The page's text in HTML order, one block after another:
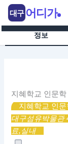
츠
정보
지혜학교 인문
지혜학교 인
대구섬유박물관
료,실내
대구 어디가